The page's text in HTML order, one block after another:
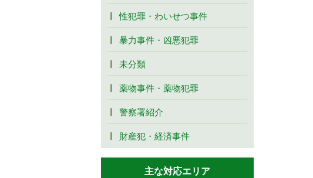
性犯罪・わいせつ事件
暴力事件・凶悪犯罪
未分類
薬物事件・薬物犯罪
警察署紹介
財産犯・経済事件
主な対応エリア